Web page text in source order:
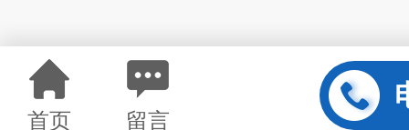
首页 留言